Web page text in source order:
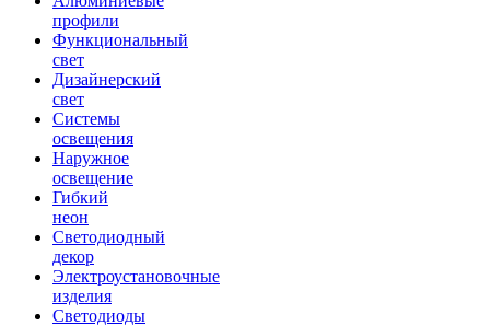
профили
Функциональный
свет
Дизайнерский
свет
Системы
освещения
Наружное
освещение
Гибкий
неон
Светодиодный
декор
Электроустановочные
изделия
Светодиоды